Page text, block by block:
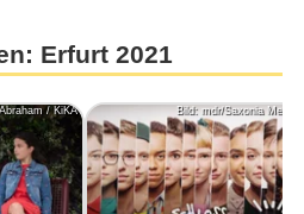
Erfurt 2021
/ KiKA Bild: mdr/Saxonia Media/